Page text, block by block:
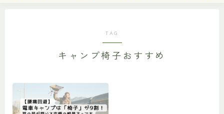
調理器具関連（kitchenware）
車中泊
TAG
キャンプ椅子おすすめ